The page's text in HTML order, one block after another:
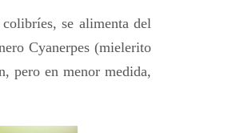
se alimenta del
Cyanerpes (mielerito
pero en menor medida,